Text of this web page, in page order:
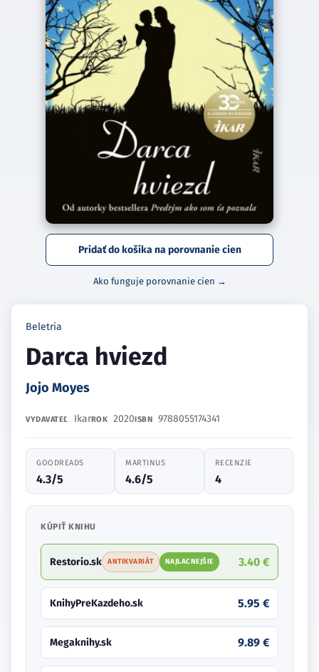
Pridať do košíka na porovnanie cien
Ako funguje porovnanie cien →
Beletria
Darca hviezd
Jojo Moyes
VYDAVATEĽ IkarROK 2020ISBN 9788055174341
GOODREADS
4.3/5
MARTINUS
4.6/5
RECENZIE
4
KÚPIŤ KNIHU
Restorio.sk ANTIKVARIÁT NAJLACNEJŠIE 3.40 €
KnihyPreKazdeho.sk 5.95 €
Megaknihy.sk 9.89 €